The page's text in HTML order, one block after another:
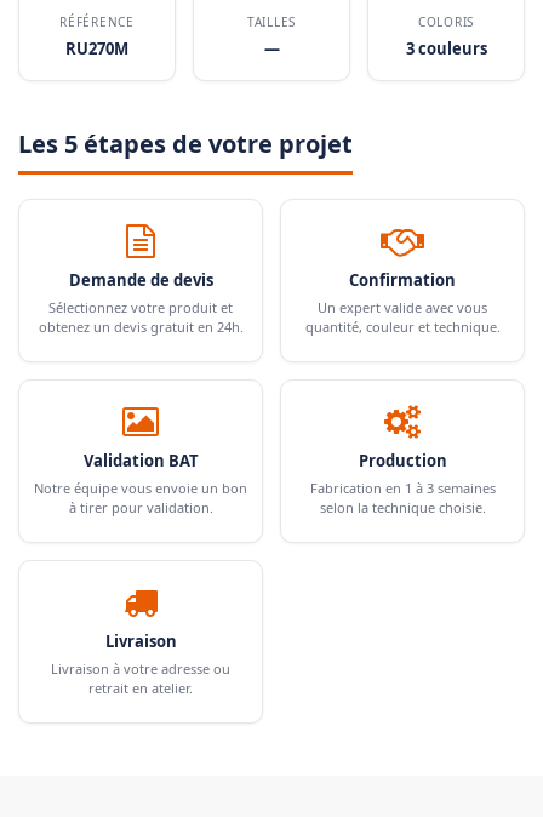
RÉFÉRENCE
RU270M
TAILLES
—
COLORIS
3 couleurs
Les 5 étapes de votre projet
Demande de devis
Sélectionnez votre produit et
obtenez un devis gratuit en 24h.
Confirmation
Un expert valide avec vous
quantité, couleur et technique.
Validation BAT
Notre équipe vous envoie un bon
à tirer pour validation.
Production
Fabrication en 1 à 3 semaines
selon la technique choisie.
Livraison
Livraison à votre adresse ou
retrait en atelier.